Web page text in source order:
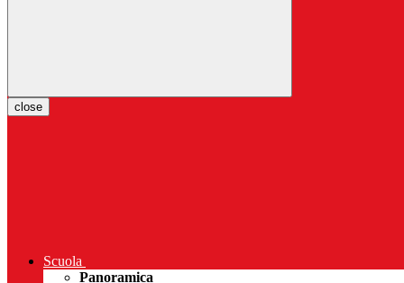
close
Scuola
Panoramica